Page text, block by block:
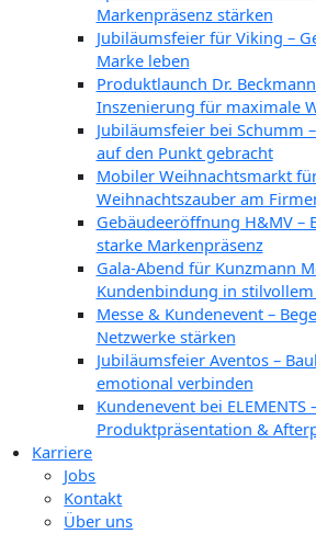
Markenpräsenz stärken
Jubiläumsfeier für Viking –
Marke leben
Produktlaunch Dr.
Inszenierung für maximale
Jubiläumsfeier bei Schumm
auf den Punkt gebracht
Mobiler Weihnachtsmarkt
Weihnachtszauber am
Gebäudeeröffnung H&MV –
starke Markenpräsenz
Gala-Abend für Kunzmann
Kundenbindung in stilvollem
Messe & Kundenevent –
Netzwerke stärken
Jubiläumsfeier Aventos –
emotional verbinden
Kundenevent bei ELEMENTS
Produktpräsentation &
Karriere
Jobs
Kontakt
Über uns